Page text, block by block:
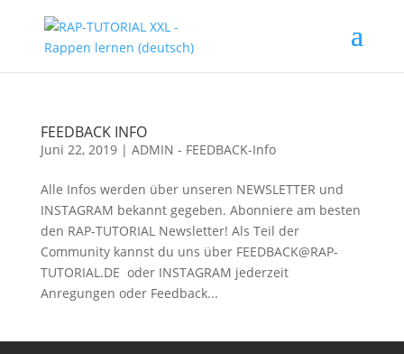
FEEDBACK INFO
Juni 22, 2019| ADMIN - FEEDBACK-Info
Alle Infos werden über unseren NEWSLETTER und
INSTAGRAM bekannt gegeben. Abonniere am besten
den RAP-TUTORIAL Newsletter! Als Teil der
Community kannst du uns über FEEDBACK@RAP-
TUTORIAL.DE oder INSTAGRAM jederzeit
Anregungen oder Feedback...